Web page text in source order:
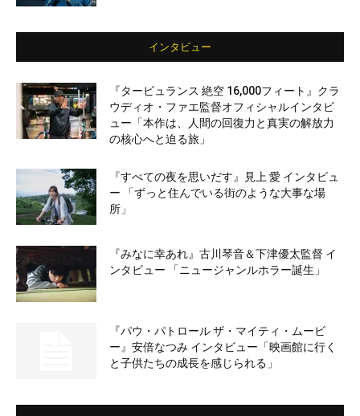
インタビュー
『タービュランス 絶空 16,000フィート』クラ
ウディオ・ファエ監督オフィシャルインタビ
ュー「本作は、人間の回復力と真実の解放力
の核心へと迫る旅」
『すべての夜を思いだす』見上 愛 インタビュ
ー 「ずっと住んでいる街のような大事な場
所」
『みなに幸あれ』古川琴音＆下津優太監督 イ
ンタビュー 「ニュージャンルホラー誕生」
『パウ・パトロール ザ・マイティ・ムービ
ー』安倍なつみ インタビュー「映画館に行く
と子供たちの成長を感じられる」